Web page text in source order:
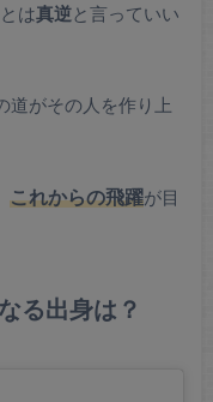
とは真逆と言っていい
道がその人を作り上
これからの飛躍が目
る出身は？